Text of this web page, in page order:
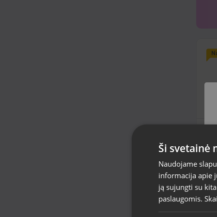
Ši svetainė
Naudojame
informacija apie
ją sujungti su
paslaugomis.